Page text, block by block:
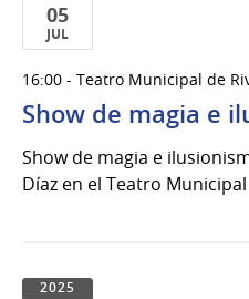
05
JUL
de
Jul
2025
16:00 - Teatro Municipal de
Show de magia e
Show de magia e
Díaz en el Teatro
2025